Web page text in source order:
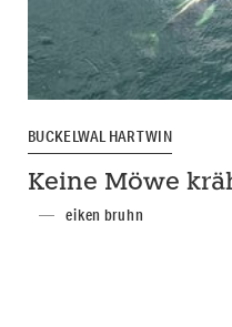
BUCKELWAL HARTWIN
Keine Möwe
eiken bruhn